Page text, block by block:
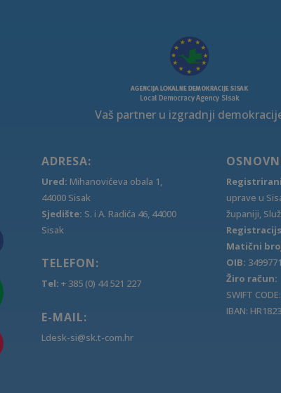
Vaš partner u izgradnji
ADRESA:
Ured: Mihanovićeva obala 1,
44000 Sisak
Sjedište: S. i A. Radića 46, 44000
Sisak
TELEFON:
Tel: + 385 (0) 44 521 227
E-MAIL:
Ldesk-si@sk.t-com.hr
uprave u
županiji,
Matični
OIB:
Žiro račun:
SWIFT
IBAN: